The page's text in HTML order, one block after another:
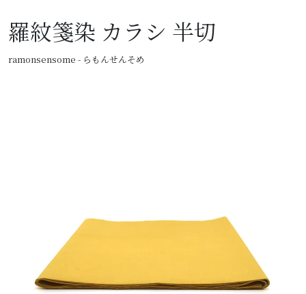
羅紋箋染 カラシ 半切
ramonsensome - らもんせんそめ